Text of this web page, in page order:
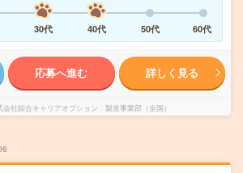
30代 40代 50代 60代
応募へ進む 詳しく見る
会社綜合キャリアオプション 製造事業部（全国）